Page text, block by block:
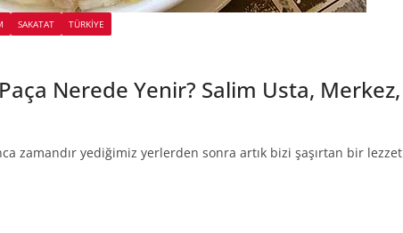
SAKATAT TÜRKIYE
Nerede Yenir? Salim Usta, Merkez,
zamandır yediğimiz yerlerden sonra artık bizi şaşırtan bir lezzet